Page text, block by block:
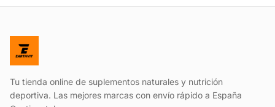
Tu tienda online de suplementos naturales y nutrición
deportiva. Las mejores marcas con envío rápido a España